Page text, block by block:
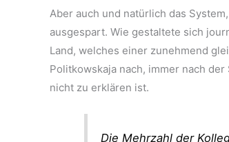
Aber auch und natürlich das
ausgespart. Wie gestaltete sich
Land, welches einer zunehmend
Politkowskaja nach, immer nach
nicht zu erklären ist.
Die Mehrzahl der